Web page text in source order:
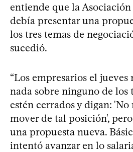
entiende que la
debía presentar una
los tres temas de
sucedió.
“Los empresarios el
nada sobre ninguno de los
estén cerrados y digan: 'No
mover de tal posición',
una propuesta nueva.
intentó avanzar en lo